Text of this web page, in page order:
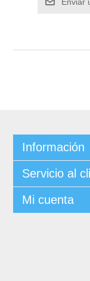
Información
Servicio al
Mi cuenta